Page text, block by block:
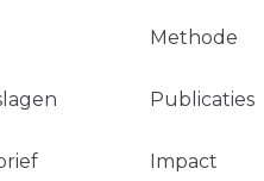
Methode
Publicaties
Impact